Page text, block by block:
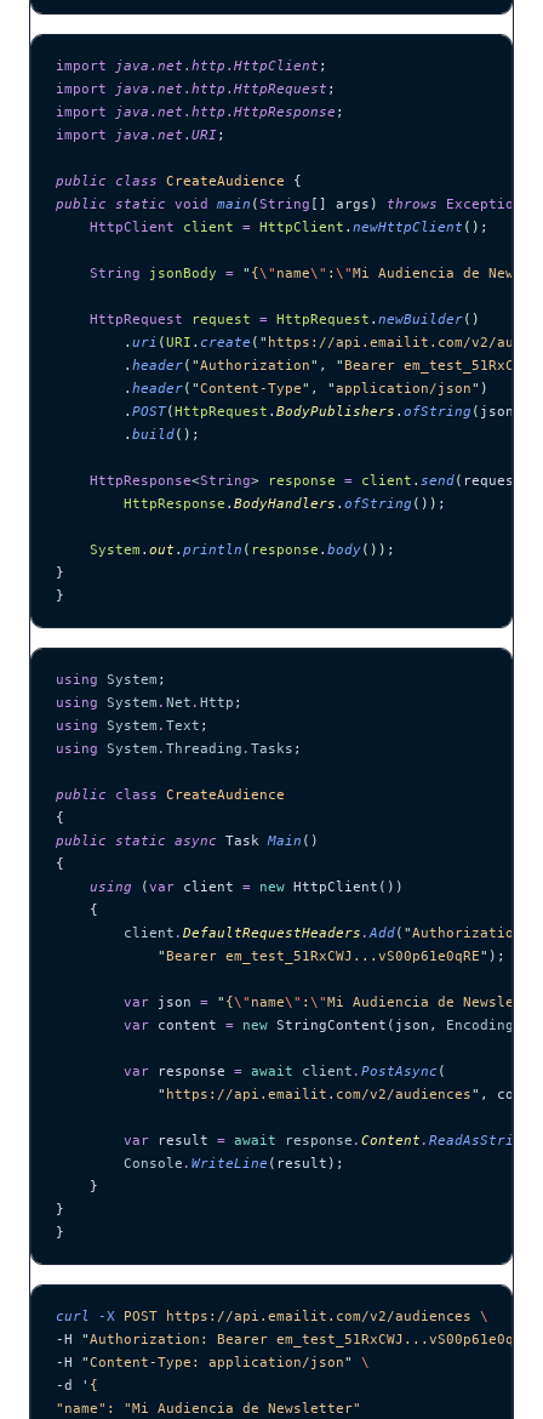
import java . net . http . HttpClient ;
import java . net . http . HttpRequest ;
import java . net . http . HttpResponse ;
import java . net . URI;
public class CreateAudience {
public static void main (String [] args ) throws Exception
    HttpClient
client = HttpClient . newHttpClient () ;
    String
jsonBody = " {\" name\" : \"Mi Audiencia de
    HttpRequest
request = HttpRequest . newBuilder()
        .
uri (URI . create ( " https://api.emailit.com/v2/
        .
header( "Authorization" , "Bearer
        .
header( "Content-Type" , "application/json" )
        .
POST(HttpRequest . BodyPublishers . ofString (
        .
build() ;
    HttpResponse
<String> response = client . send( request,
        HttpResponse
. BodyHandlers . ofString ()) ;
    System
. out . println ( response . body()) ;
}
}
using System ;
using System . Net . Http ;
using System . Text ;
using System . Threading . Tasks ;
public class CreateAudience
{
public static async Task Main ()
{
    using
(var client = new HttpClient())
    {
        client
. DefaultRequestHeaders .Add( "Authorization
            "
Bearer em_test_51RxCWJ...vS00p61e0qRE" );
        var
json = " {\" name\" : \"Mi Audiencia de
        var
content = new StringContent(json, Encoding
        var
response = await client . PostAsync (
            "
https://api.emailit.com/v2/audiences" ,
        var
result = await response . Content .
        Console
. WriteLine (result);
    }
}
}
curl -X POST https://api.emailit.com/v2/audiences \
-H "Authorization: Bearer em_test_51RxCWJ...vS00p61e0qRE
-H "Content-Type: application/json"
\
-d
' {
"name": "Mi Audiencia de Newsletter"